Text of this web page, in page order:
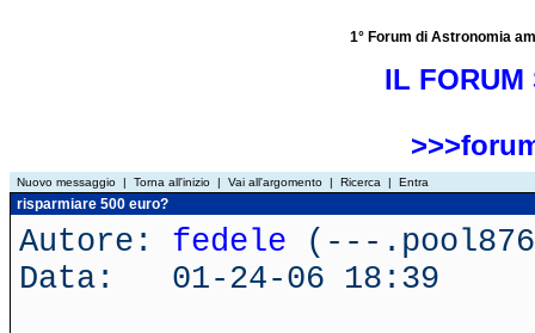
1° Forum di Astronomia
IL FORUM
Nuovo messaggio | Torna all'inizio | Vai all'argomento | Ricerca | Entra
risparmiare 500 euro?
Autore: fedele (---
Data: 01-24-06 18:39